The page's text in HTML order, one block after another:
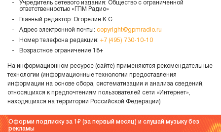
Учредитель сетевого издания: Общество с ограниченной
ответственностью «ГПМ Радио»
Главный редактор: Огорелин К.С.
Адрес электронной почты: copyright@gpmradio.ru
Номер телефона редакции: +7 (495) 730-10-10
Возрастное ограничение 18+
На информационном ресурсе (сайте) применяются рекомендательные
технологии (информационные технологии предоставления
информации на основе сбора, систематизации и анализа сведений,
относящихся к предпочтениям пользователей сети «Интернет»,
находящихся на территории Российской Федерации)
Оформи подписку за 1
(за первый месяц) и слушай музыку без
рекламы